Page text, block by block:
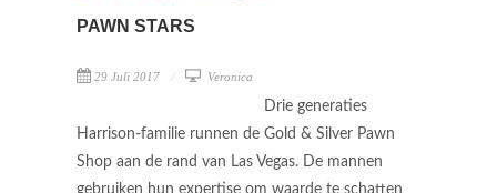
PAWN STARS
29 Juli 2017 Veronica
Drie generaties
Harrison-familie runnen de Gold & Silver Pawn
Shop aan de rand van Las Vegas. De mannen
gebruiken hun expertise om waarde te schatten